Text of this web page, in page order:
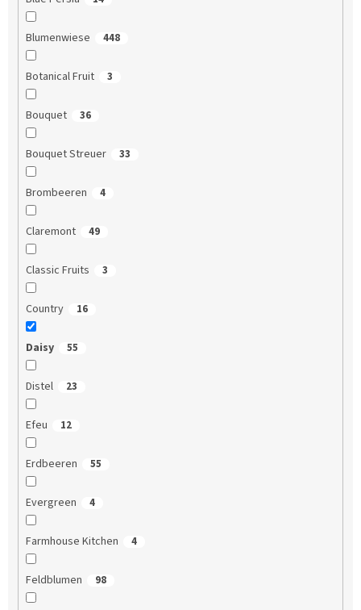
Blumenwiese 448
Botanical Fruit 3
Bouquet 36
Bouquet Streuer 33
Brombeeren 4
Claremont 49
Classic Fruits 3
Country 16
Daisy 55
Distel 23
Efeu 12
Erdbeeren 55
Evergreen 4
Farmhouse Kitchen 4
Feldblumen 98